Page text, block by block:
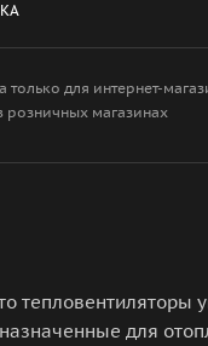
только для интернет-
розничных магазинах
тепловентиляторы
для